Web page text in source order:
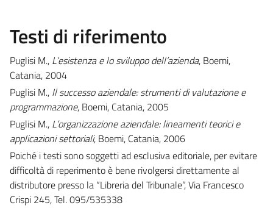
Testi di riferimento
Puglisi M., L’esistenza e lo sviluppo dell’azienda, Boemi,
Catania, 2004
Puglisi M., Il successo aziendale: strumenti di valutazione e
programmazione, Boemi, Catania, 2005
Puglisi M., L’organizzazione aziendale: lineamenti teorici e
applicazioni settoriali, Boemi, Catania, 2006
Poiché i testi sono soggetti ad esclusiva editoriale, per evitare
difficoltà di reperimento è bene rivolgersi direttamente al
distributore presso la “Libreria del Tribunale”, Via Francesco
Crispi 245, Tel. 095/535338